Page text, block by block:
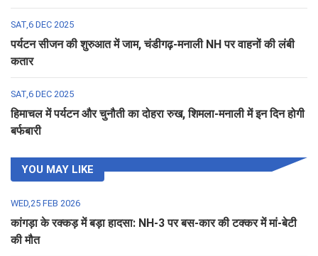
SAT,6 DEC 2025
पर्यटन सीजन की शुरुआत में जाम, चंडीगढ़-मनाली NH पर वाहनों की लंबी
कतार
SAT,6 DEC 2025
हिमाचल में पर्यटन और चुनौती का दोहरा रुख, शिमला-मनाली में इन दिन होगी
बर्फबारी
YOU MAY LIKE
WED,25 FEB 2026
कांगड़ा के रक्कड़ में बड़ा हादसा: NH-3 पर बस-कार की टक्कर में मां-बेटी
की मौत